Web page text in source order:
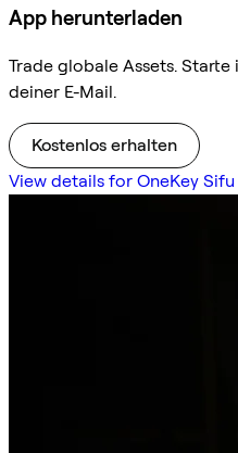
App herunterladen
Trade globale Assets.
deiner E-Mail.
Kostenlos erhalten
View details for OneKey Sifu